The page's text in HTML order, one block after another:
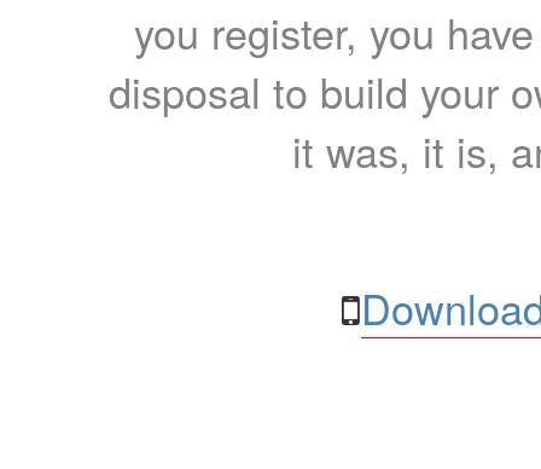
you register, you
disposal to build your
it was, it is,